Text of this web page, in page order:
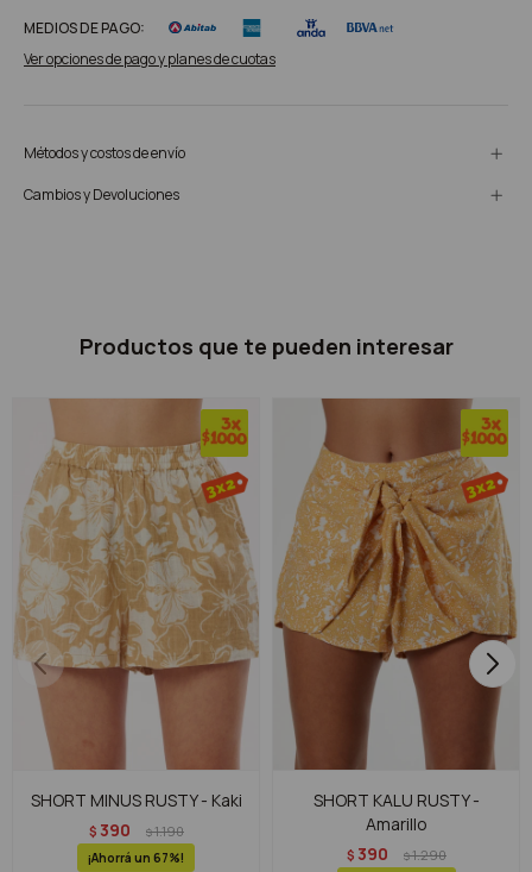
MEDIOS DE PAGO:
Ver opciones de pago y planes de cuotas
Métodos y costos de envío
Cambios y Devoluciones
Productos que te pueden interesar
SHORT MINUS RUSTY - Kaki
$ 390 $1.190
67
SHORT KALU RUSTY -
Amarillo
$ 390 $1.290